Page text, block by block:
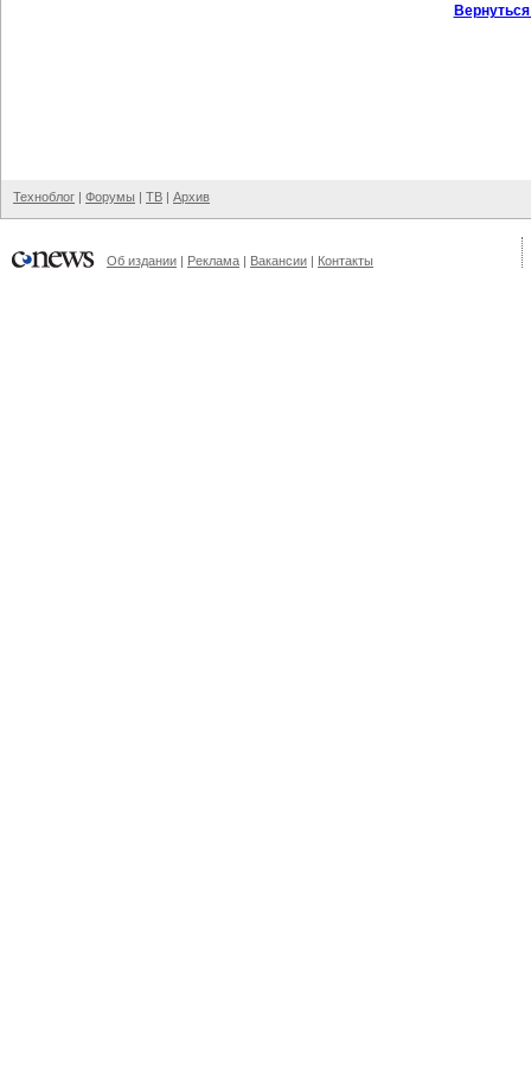
Техноблог | Форумы | ТВ | Архив
Об издании | Реклама | Вакансии | Контакты